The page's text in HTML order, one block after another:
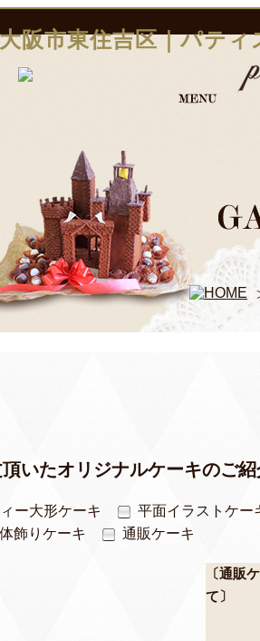
阪市東住吉区｜パティ
ー大形ケーキ
平面イラストケー
飾りケーキ 通販ケーキ
〔通販
て〕